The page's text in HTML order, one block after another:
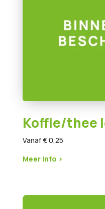
Koffie/thee
Vanaf € 0,25
Meer info >